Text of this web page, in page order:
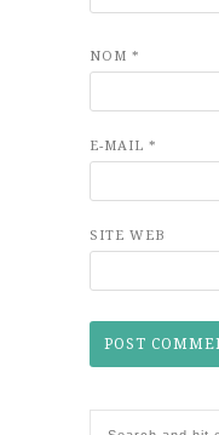
NOM *
E-MAIL *
SITE WEB